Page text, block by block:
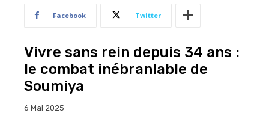
Facebook Twitter
Vivre sans rein depuis 34 ans :
le combat inébranlable de
Soumiya
6 Mai 2025